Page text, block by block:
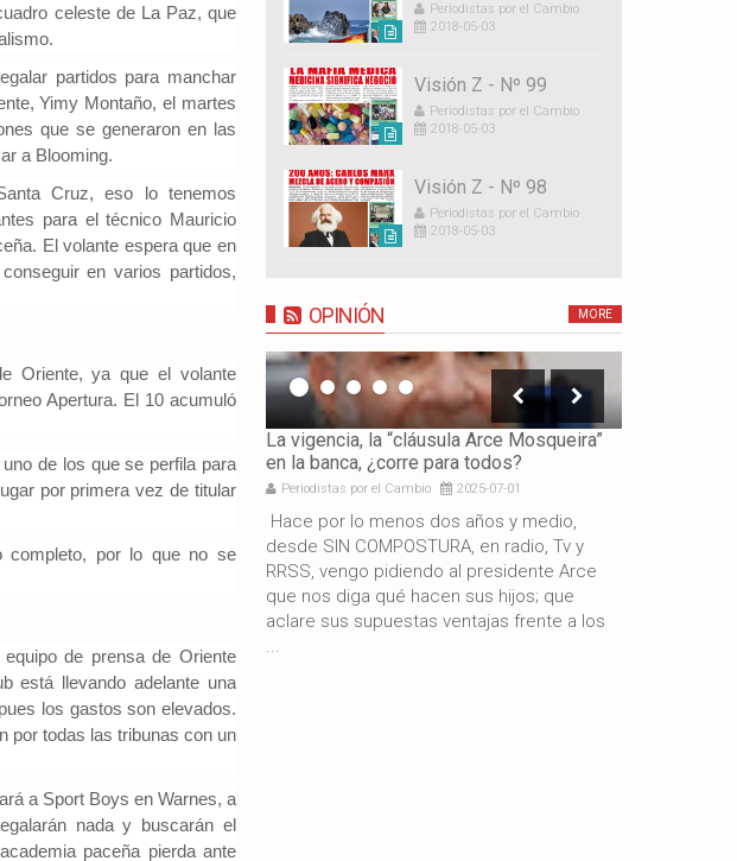
celeste de La Paz, que
partidos para manchar
Yimy Montaño, el martes
que se generaron en las
a Blooming.
Cruz, eso lo tenemos
para el técnico Mauricio
El volante espera que en
en varios partidos,
Oriente, ya que el volante
Apertura. El 10 acumuló
de los que se perfila para
por primera vez de titular
completo, por lo que no se
de prensa de Oriente
está llevando adelante una
los gastos son elevados.
por todas las tribunas con un
a Sport Boys en Warnes, a
nada y buscarán el
paceña pierda ante
Periodistas por el Cambio
2018-05-03
Visión Z - Nº 99
Periodistas por el Cambio
2018-05-03
Visión Z - Nº 98
Periodistas por el Cambio
2018-05-03
OPINIÓN MORE
Los medios de comunicación
la naturalización de la
el Cambio 2022-07-20
la violencia está expresando
de descomposición. El docente
La vigencia, la “cláusula Arce Mosqueira”
en la banca, ¿corre para todos?
Periodistas por el Cambio 2025-07-01
Hace por lo menos dos años y medio,
desde SIN COMPOSTURA, en radio, Tv y
RRSS, vengo pidiendo al presidente Arce
que nos diga qué hacen sus hijos; que
aclare sus supuestas ventajas frente a los
...